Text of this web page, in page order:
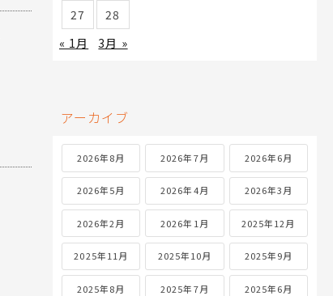
27
28
« 1月
3月 »
アーカイブ
2026年8月 2026年7月 2026年6月
2026年5月 2026年4月 2026年3月
2026年2月 2026年1月 2025年12月
2025年11月 2025年10月 2025年9月
2025年8月 2025年7月 2025年6月